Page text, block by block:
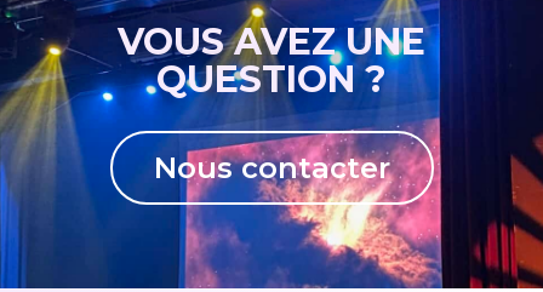
VOUS AVEZ UNE
QUESTION ?
Nous contacter